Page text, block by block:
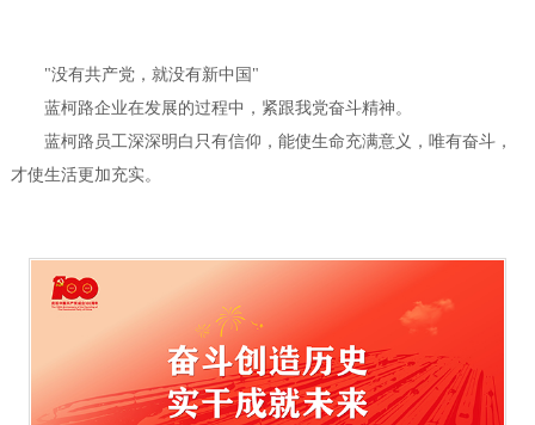
"没有共产党，就没有新中国"
蓝柯路企业在发展的过程中，紧跟我党奋斗精神。
蓝柯路员工深深明白只有信仰，能使生命充满意义，唯有奋斗，
才使生活更加充实。